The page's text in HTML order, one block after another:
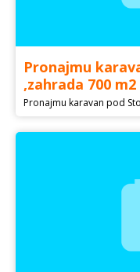
Pronajmu
,zahrada 700 m2